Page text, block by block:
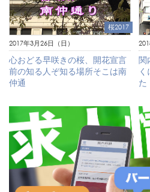
桜2017
2017年3月26日（日）
心おどる早咲きの桜、開花宣言
前の知る人ぞ知る場所そこは南
仲通
関
た